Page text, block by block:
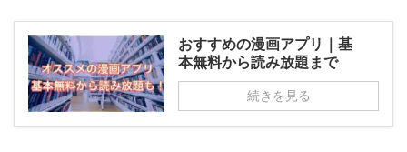
おすすめの漫画アプリ｜基
本無料から読み放題まで
続きを見る